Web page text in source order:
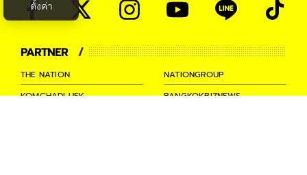
PARTNER
THE NATION
NATIONGROUP
KOMCHADLUEK
BANGKOKBIZNEWS
ตั้งค่า